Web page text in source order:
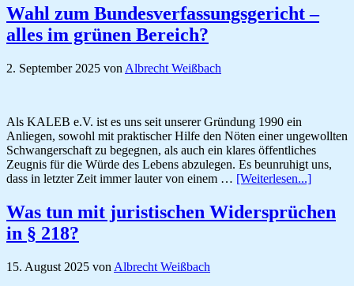
es
nicht
geben
Wahl zum Bundesverfassungsgericht –
alles im grünen Bereich?
2. September 2025 von Albrecht Weißbach
Als KALEB e.V. ist es uns seit unserer Gründung 1990 ein
Anliegen, sowohl mit praktischer Hilfe den Nöten einer ungewollten
Schwangerschaft zu begegnen, als auch ein klares öffentliches
Zeugnis für die Würde des Lebens abzulegen. Es beunruhigt uns,
dass in letzter Zeit immer lauter von einem … [Weiterlesen...]
–
Was tun mit juristischen Widersprüchen
in § 218?
15. August 2025 von Albrecht Weißbach